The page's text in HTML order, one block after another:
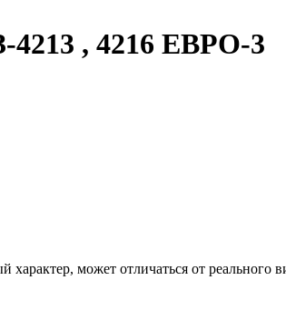
, 4216 ЕВРО-3
может отличаться от реального